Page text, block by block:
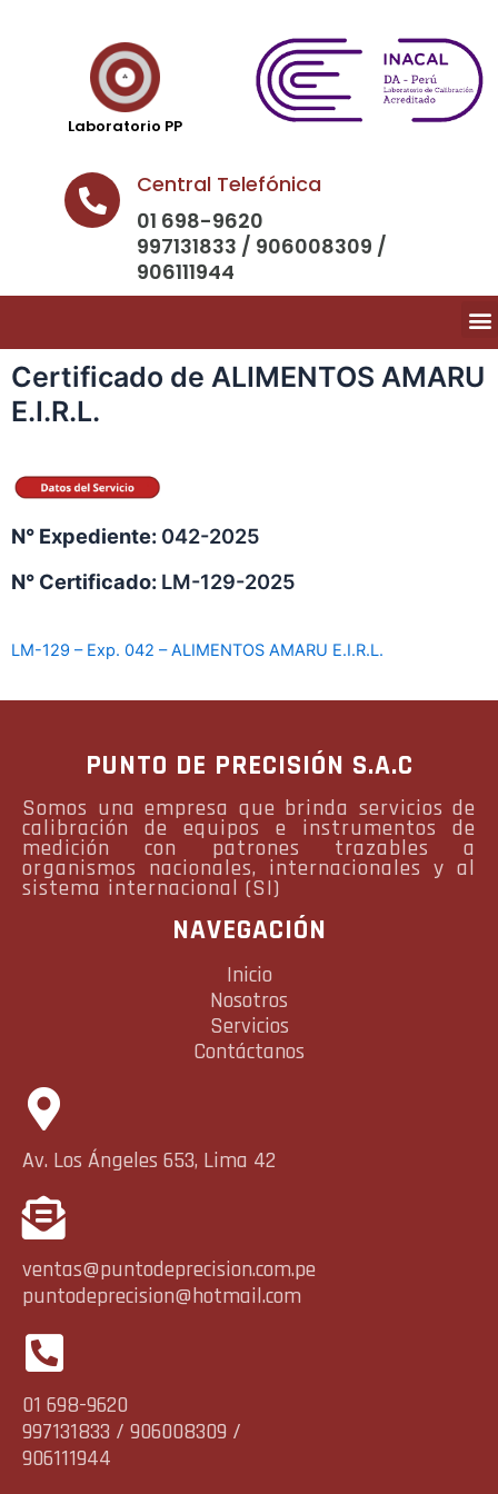
Laboratorio PP
Central Telefónica
01 698-9620
997131833 / 906008309 /
906111944
Certificado de ALIMENTOS AMARU
E.I.R.L.
N° Expediente: 042-2025
N° Certificado: LM-129-2025
LM-129 – Exp. 042 – ALIMENTOS AMARU E.I.R.L.
PUNTO DE PRECISIÓN S.A.C
Somos una empresa que brinda servicios de
calibración de equipos e instrumentos de
medición con patrones trazables a
organismos nacionales, internacionales y al
sistema internacional (SI)
NAVEGACIÓN
Inicio
Nosotros
Servicios
Contáctanos
Av. Los Ángeles 653, Lima 42
ventas@puntodeprecision.com.pe
puntodeprecision@hotmail.com
01 698-9620
997131833 / 906008309 /
906111944